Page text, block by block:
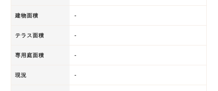
建物面積 -
テラス面積 -
専用庭面積 -
現況 -